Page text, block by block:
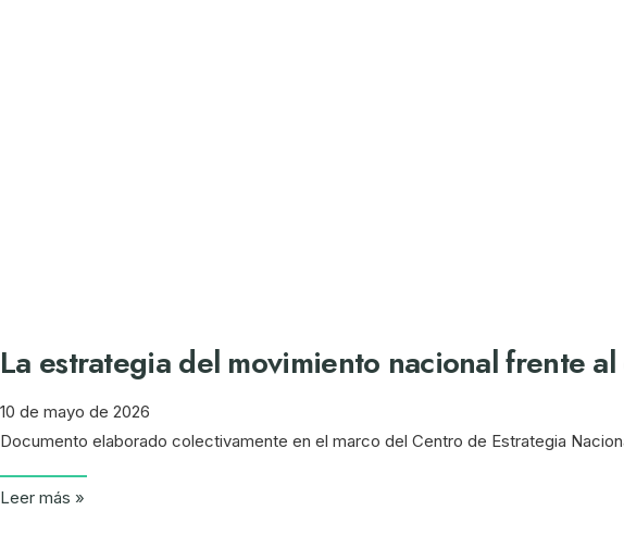
La estrategia del movimiento nacional frente
10 de mayo de 2026
Documento elaborado colectivamente en el marco del Centro de Estrategia
Leer más »